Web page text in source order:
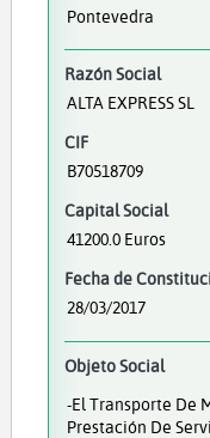
Pontevedra
Razón Social
ALTA EXPRESS SL
CIF
B70518709
Capital Social
41200.0 Euros
Fecha de
28/03/2017
Objeto Social
-El Transporte De
Prestación De